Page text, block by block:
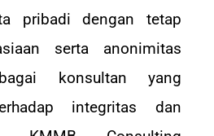
pribadi dengan tetap
serta anonimitas
konsultan yang
integritas dan